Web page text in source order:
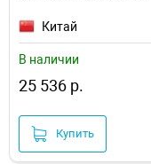
Китай
В наличии
25 536 р.
Купить